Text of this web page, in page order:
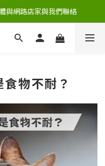
與網路店家與我們聯絡
物不耐？